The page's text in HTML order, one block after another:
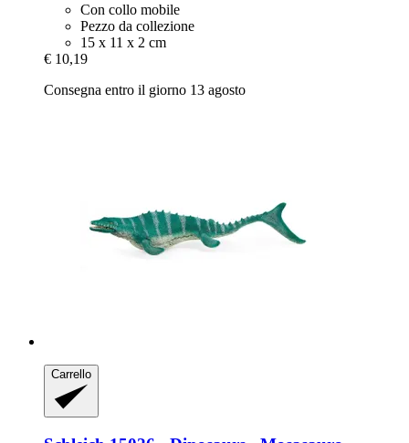
Con collo mobile
Pezzo da collezione
15 x 11 x 2 cm
€ 10,19
Consegna entro il giorno 13 agosto
Carrello